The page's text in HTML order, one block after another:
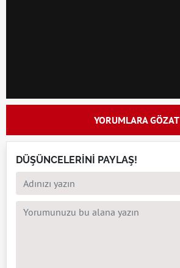
YORUMLARA GÖZAT
DÜŞÜNCELERİNİ PAYLAŞ!